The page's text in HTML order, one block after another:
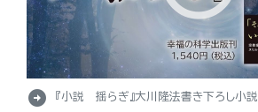
arrow_circle_right 『小説 揺らぎ』大川隆法書き下ろし小説